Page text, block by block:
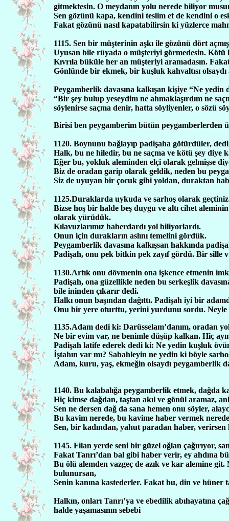
gitmektesin. O meydanın yolu nerede biliyor
Sen gözünü kapa, kendini teslim et de kendini o
Fakat gözünü nasıl kapatabilirsin ki yüzlerce
1115. Sen bir müşterinin aşkı ile gözünü dört
Uyusan bile rüyada o müşteriyi görmedesin.
Kıvrıla büküle her an müşteriyi aramadasın.
Gönlünde bir ekmek, bir kuşluk kahvaltısı olsaydı
Peygamberlik davasına kalkışan kişiye “Ne
“Bir şey bulup yeseydim ne ahmaklaşırdım ne
söylenirse saçma denir, hatta söyliyenler, o sözü
Birisi ben peygamberim bütün peygamberlerden
1120. Boynunu bağlayıp padişaha götürdüler,
Halk, bu ne hiledir, bu ne saçma ve kötü şey diye
Eğer bu, yokluk aleminden elçi olarak gelmişse
Biz de oradan garip olarak geldik, neden bu
Siz de uyuyan bir çocuk gibi yoldan, duraktan
1125.Duraklarda uykuda ve sarhoş olarak
Bizse hoş bir halde beş duygu ve altı cihet
olarak yürüdük.
Kılavuzlarımız haberdardı yol biliyorlardı.
Onun için durakların aslını temelini gördük.
Peygamberlik davasına kalkışsan hakkında
Padişah, onu pek bitkin pek zayıf gördü. Bir sille
1130.Artık onu dövmenin ona işkence etmenin
Padişah, ona güzellikle neden bu serkeşlik
bile ininden çıkarır dedi.
Halkı onun başından dağıttı. Padişah iyi bir
Onu bir yere oturttu, yerini yurdunu sordu. Neyle
1135.Adam dedi ki: Darüsselam’danım, oradan
Ne bir evim var, ne benimle düşüp kalkan. Hiç
Padişah latife ederek dedi ki: Ne yedin kuşluk
İştahın var mı? Sabahleyin ne yedin ki böyle
Adam, kuru, yaş, ekmeğin olsaydı peygamberlik
1140. Bu kalabalığa peygamberlik etmek, dağda
Hiç kimse dağdan, taştan akıl ve gönül aramaz,
Sen ne dersen dağ da sana hemen onu söyler,
Bu kavim nerede, bu kavime haber vermek
Sen, bir kadından, yahut paradan haber, verirsen
1145. Filan yerde seni bir güzel oğlan çağırıyor,
Fakat Tanrı’dan bal gibi haber verir, ey ahdına
Bu ölü alemden vazgeç de azık ve kar alemine
bulunursan,
Senin kanına kastederler. Fakat bu, din ve hüner
Halkın, onları Tanrı’ya ve ebedilik abıhayatına
halde yaşamasının sebebi